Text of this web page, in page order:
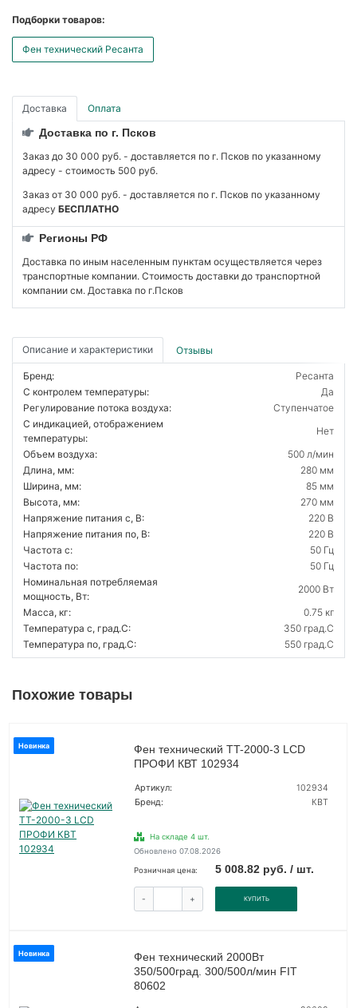
Подборки товаров:
Фен технический Ресанта
Доставка Оплата
Доставка по г. Псков
Заказ до 30 000 руб. - доставляется по г. Псков по указанному
адресу - стоимость 500 руб.
Заказ от 30 000 руб. - доставляется по г. Псков по указанному
адресу БЕСПЛАТНО
Регионы РФ
Доставка по иным населенным пунктам осуществляется через
транспортные компании. Стоимость доставки до транспортной
компании см. Доставка по г.Псков
Описание и характеристики Отзывы
Бренд:
Ресанта
С контролем температуры:
Да
Регулирование потока воздуха:
Ступенчатое
С индикацией, отображением
температуры:
Нет
Объем воздуха:
500 л/мин
Длина, мм:
280 мм
Ширина, мм:
85 мм
Высота, мм:
270 мм
Напряжение питания с, В:
220 В
Напряжение питания по, В:
220 В
Частота с:
50 Гц
Частота по:
50 Гц
Номинальная потребляемая
мощность, Вт:
2000 Вт
Масса, кг:
0.75 кг
Температура с, град.C:
350 град.C
Температура по, град.C:
550 град.C
Похожие товары
Новинка
Фен технический TT-2000-3 LCD
ПРОФИ КВТ 102934
Артикул:
102934
Бренд:
КВТ
На складе 4 шт.
Обновлено 07.08.2026
Розничная цена: 5 008.82 руб. / шт.
- + КУПИТЬ
Новинка
Фен технический 2000Вт
350/500град. 300/500л/мин FIT
80602